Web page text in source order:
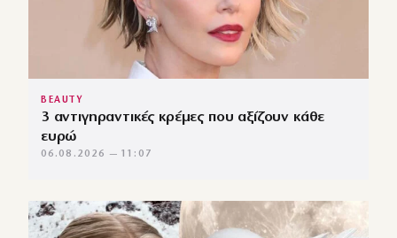
BEAUTY
3 αντιγηραντικές κρέμες που αξίζουν κάθε
ευρώ
06.08.2026 — 11:07